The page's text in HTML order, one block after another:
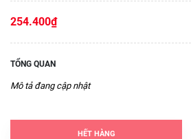
254.400₫
TỔNG QUAN
Mô tả đang cập nhật
HẾT HÀNG